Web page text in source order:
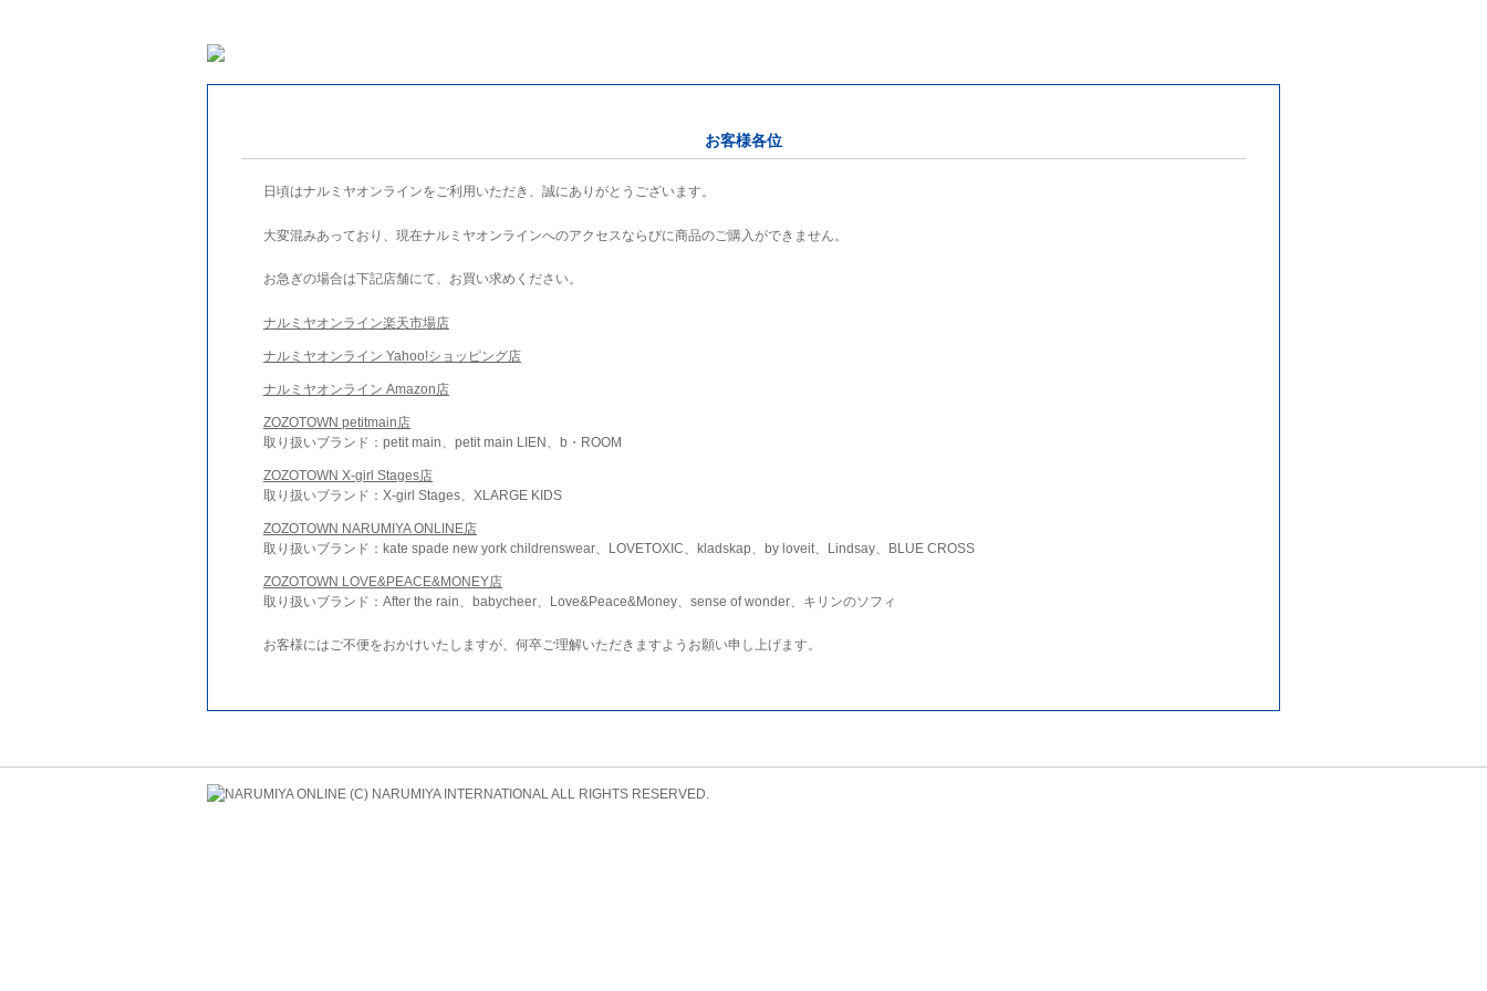
お客様各位
日頃はナルミヤオンラインをご利用いただき、誠にありがとうございます。
大変混みあっており、現在ナルミヤオンラインへのアクセスならびに商品のご購入ができません。
お急ぎの場合は下記店舗にて、お買い求めください。
ナルミヤオンライン楽天市場店
ナルミヤオンライン Yahoo!ショッピング店
ナルミヤオンライン Amazon店
ZOZOTOWN petitmain店
取り扱いブランド：petit main、petit main LIEN、b・ROOM
ZOZOTOWN X-girl Stages店
取り扱いブランド：X-girl Stages、XLARGE KIDS
ZOZOTOWN NARUMIYA ONLINE店
取り扱いブランド：kate spade new york childrenswear、LOVETOXIC、kladskap、by loveit、Lindsay、BLUE CROSS
ZOZOTOWN LOVE&PEACE&MONEY店
取り扱いブランド：After the rain、babycheer、Love&Peace&Money、sense of wonder、キリンのソフィ
お客様にはご不便をおかけいたしますが、何卒ご理解いただきますようお願い申し上げます。